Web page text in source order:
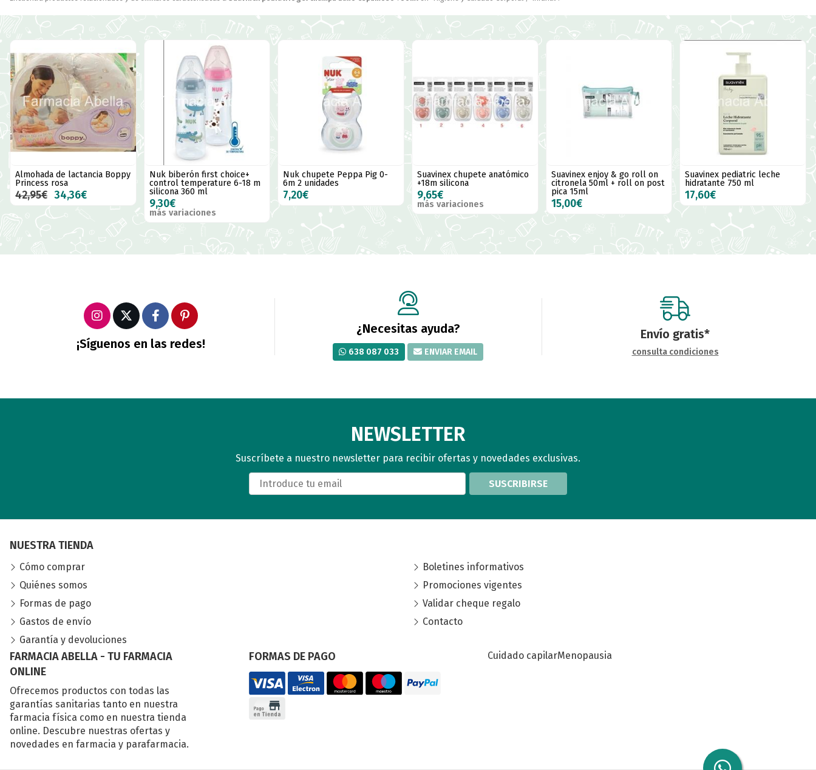
Almohada de lactancia Boppy
Princess rosa
42,95€ 34,36€
Nuk biberón first choice+
control temperature 6-18 m
silicona 360 ml
9,30€
más variaciones
Nuk chupete Peppa Pig 0-
6m 2 unidades
7,20€
Suavinex chupete anatómico
+18m silicona
9,65€
más variaciones
Suavinex enjoy & go roll on
citronela 50ml + roll on post
pica 15ml
15,00€
Suavinex pediatric leche
hidratante 750 ml
17,60€
¡Síguenos en las redes!
¿Necesitas ayuda?
638 087 033 ENVIAR EMAIL
Envío gratis*
consulta condiciones
NEWSLETTER
Suscríbete a nuestro newsletter para recibir ofertas y novedades exclusivas.
SUSCRIBIRSE
FARMACIA ABELLA - TU FARMACIA
ONLINE
Ofrecemos productos con todas las
garantías sanitarias tanto en nuestra
farmacia física como en nuestra tienda
online. Descubre nuestras ofertas y
novedades en farmacia y parafarmacia.
FORMAS DE PAGO
NUESTRA TIENDA
Cómo comprar
Quiénes somos
Formas de pago
Gastos de envío
Garantía y devoluciones
Boletines informativos
Promociones vigentes
Validar cheque regalo
Contacto
Cuidado capilarMenopausia